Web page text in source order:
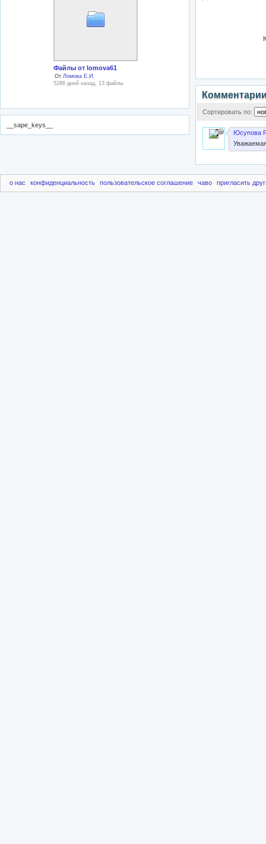
Файлы от lomova61
От Ломова Е.И.
5286 дней назад, 13 файлы
__sape_keys__
Сортировать по:
Юсупова
о нас конфиденциальность пользовательское соглашение чаво пригласить